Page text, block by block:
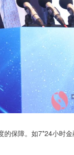
保障。如7*24小时